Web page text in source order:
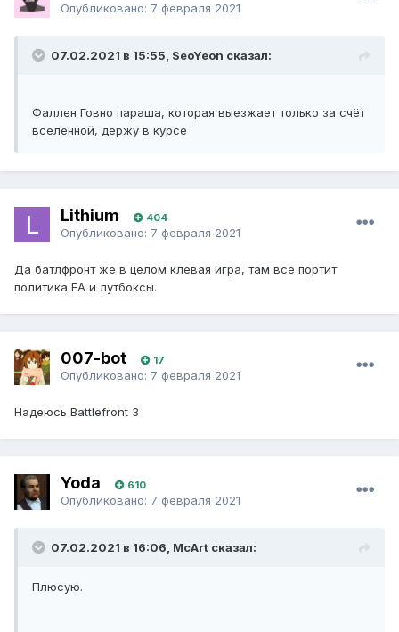
Опубликовано: 7 февраля 2021
07.02.2021 в 15:55, SeoYeon сказал:
Фаллен Говно параша, которая выезжает только за счёт
вселенной, держу в курсе
Lithium 404
Опубликовано: 7 февраля 2021
Да батлфронт же в целом клевая игра, там все портит
политика ЕА и лутбоксы.
007-bot 17
Опубликовано: 7 февраля 2021
Надеюсь Battlefront 3
Yoda 610
Опубликовано: 7 февраля 2021
07.02.2021 в 16:06, McArt сказал:
Плюсую.